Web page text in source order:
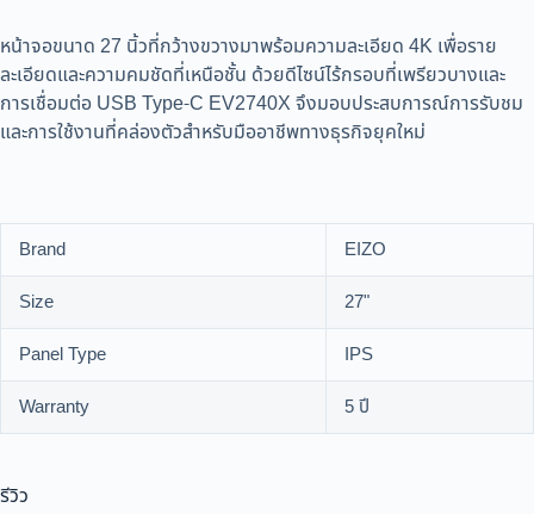
หน้าจอขนาด 27 นิ้วที่กว้างขวางมาพร้อมความละเอียด 4K เพื่อราย
ละเอียดและความคมชัดที่เหนือชั้น ด้วยดีไซน์ไร้กรอบที่เพรียวบางและ
การเชื่อมต่อ USB Type-C EV2740X จึงมอบประสบการณ์การรับชม
และการใช้งานที่คล่องตัวสำหรับมืออาชีพทางธุรกิจยุคใหม่
Brand
EIZO
Size
27"
Panel Type
IPS
Warranty
5 ปี
รีวิว